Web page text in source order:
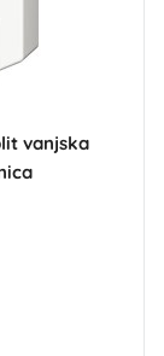
vanjska